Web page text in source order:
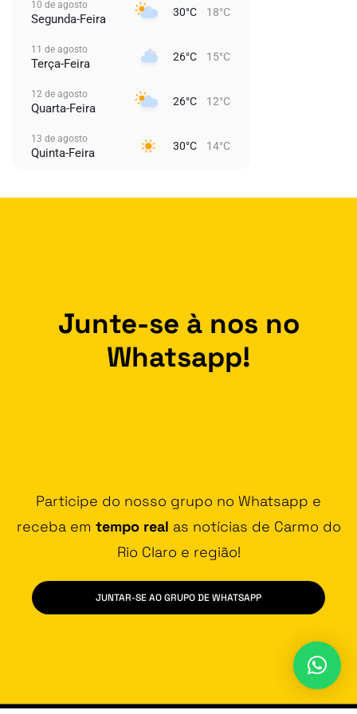
10 de agosto
Segunda-Feira 30°C 18°C
11 de agosto
Terça-Feira 26°C 15°C
12 de agosto
Quarta-Feira 26°C 12°C
13 de agosto
Quinta-Feira 30°C 14°C
Junte-se à nos no
Whatsapp!
Participe do nosso grupo no Whatsapp e
receba em tempo real as notícias de Carmo do
Rio Claro e região!
JUNTAR-SE AO GRUPO DE WHATSAPP